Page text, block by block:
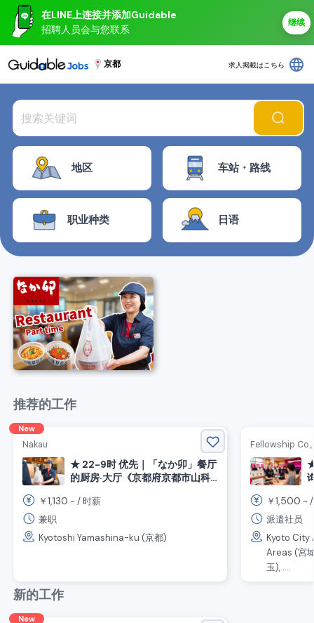
在LINE上连接并添加Guidable
招聘人员会与您联系
继续
京都 求人掲載はこちら language
地区 车站・路线
职业种类 日语
推荐的工作
New
Nakau
★ 22-9时 优先｜「なか卯」餐厅
的厨房·大厅《京都府京都市山科
￥1,130 ~ /时薪
兼职
Kyotoshi Yamashina-ku (京都)
Fellowship Co.,
￥1,500 ~
派遣社员
Kyoto City
Areas (宮
玉), ....
新的工作
New